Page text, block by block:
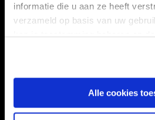
informatie die u aan ze heeft
verzameld op basis van uw
kan je toestemming beheren op
Alle cookies
STADION
VEELGESTELDE VRAGEN